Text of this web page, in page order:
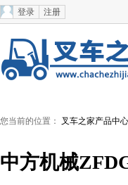
登录 注册
您当前的位置： 叉车之家产品中心
中方机械